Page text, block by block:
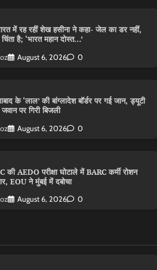
में रह रहीं शेख हसीना ने कहा- जेल का डर नहीं,
है; ‘भारत महान दोस्त…’
August 6, 2026 0
के ‘लाल’ की बांग्लादेश बॉर्डर पर गई जान, ड्यूटी
पर गिरी बिजली
August 6, 2026 0
की AEDO परीक्षा घोटाले में BARC कर्मी रोशन
EOU ने मुंबई में दबोचा
August 6, 2026 0